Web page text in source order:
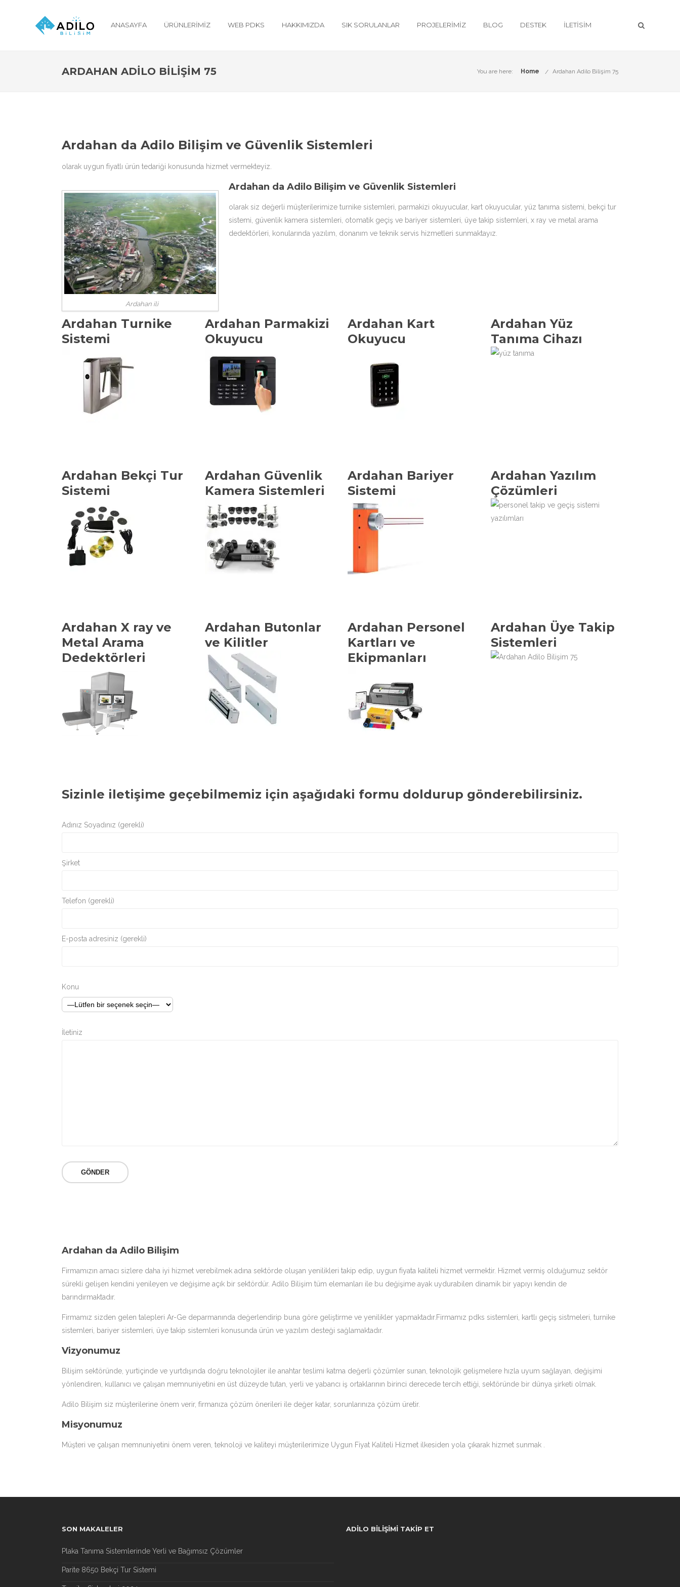
ANASAYFA ÜRÜNLERIMIZ WEB PDKS HAKKIMIZDA SIK SORULANLAR PROJELERIMIZ BLOG DESTEK İLETISIM
ARDAHAN ADILO BILIŞIM 75 You are here: Home Ardahan Adilo Bilişim 75
Ardahan da Adilo Bilişim ve Güvenlik Sistemleri
olarak uygun fiyatlı ürün tedariği konusunda hizmet vermekteyiz.
Ardahan ili
Ardahan da Adilo Bilişim ve Güvenlik Sistemleri
olarak siz değerli müşterilerimize turnike sistemleri parmakizi okuyucular, kart okuyucular, yüz tanıma sistemi , bekçi tur
sistemi, güvenlik kamera sistemleri, otomatik geçiş ve bariyer sistemleri, üye takip sistemleri, x ray ve metal arama
dedektörleri, konularında yazılım, donanım ve teknik servis hizmetleri sunmaktayız.
Ardahan Turnike
Sistemi
Ardahan Parmakizi
Okuyucu
Ardahan Kart
Okuyucu
Ardahan Yüz
Tanıma Cihazı
Ardahan Bekçi Tur
Sistemi
Ardahan Güvenlik
Kamera Sistemleri
Ardahan Bariyer
Sistemi
Ardahan Yazılım
Çözümleri
Ardahan X ray ve
Metal Arama
Dedektörleri
Ardahan Butonlar
ve Kilitler
Ardahan Personel
Kartları ve
Ekipmanları
Ardahan Üye Takip
Sistemleri
Sizinle iletişime geçebilmemiz için aşağıdaki formu doldurup gönderebilirsiniz.
Adınız Soyadınız (gerekli)
Şirket
Telefon (gerekli)
E-posta adresiniz (gerekli)
Konu
İletiniz
Ardahan da Adilo Bilişim
Firmamızın amacı sizlere daha iyi hizmet verebilmek adına sektörde oluşan yenilikleri takip edip, uygun fiyata kaliteli hizmet vermektir. Hizmet vermiş olduğumuz sektör
sürekli gelişen kendini yenileyen ve değişime açık bir sektördür. Adilo Bilişim tüm elemanları ile bu değişime ayak uydurabilen dinamik bir yapıyı kendin de
barındırmaktadır.
Firmamız sizden gelen talepleri Ar-Ge deparmanında değerlendirip buna göre geliştirme ve yenilikler yapmaktadır.Firmamız pdks sistemleri, kartlı geçiş sistmeleri, turnike
sistemleri, bariyer sistemleri, üye takip sistemleri konusunda ürün ve yazılım desteği sağlamaktadır.
Vizyonumuz
Bilişim sektöründe, yurtiçinde ve yurtdışında doğru teknolojiler ile anahtar teslimi katma değerli çözümler sunan, teknolojik gelişmelere hızla uyum sağlayan, değişimi
yönlendiren, kullanıcı ve çalışan memnuniyetini en üst düzeyde tutan, yerli ve yabancı iş ortaklarının birinci derecede tercih ettiği, sektöründe bir dünya şirketi olmak.
Adilo Bilişim siz müşterilerine önem verir, firmanıza çözüm önerileri ile değer katar, sorunlarınıza çözüm üretir.
Misyonumuz
Müşteri ve çalışan memnuniyetini önem veren, teknoloji ve kaliteyi müşterilerimize Uygun Fiyat Kaliteli Hizmet ilkesiden yola çıkarak hizmet sunmak .
SON MAKALELER
Plaka Tanıma Sistemlerinde Yerli ve Bağımsız Çözümler
Parite 8650 Bekçi Tur Sistemi
ADILO BILIŞIMI TAKIP ET